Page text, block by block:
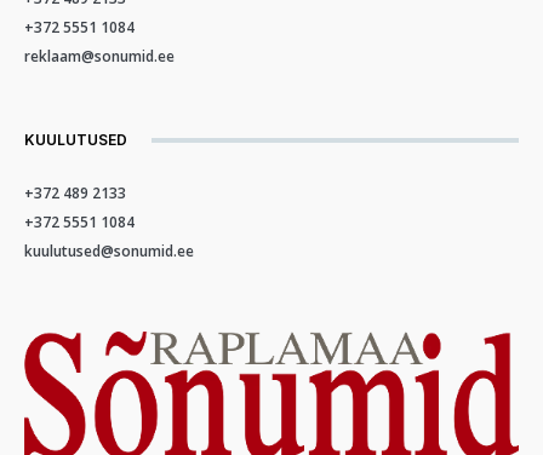
+372 5551 1084
reklaam@sonumid.ee
KUULUTUSED
+372 489 2133
+372 5551 1084
kuulutused@sonumid.ee